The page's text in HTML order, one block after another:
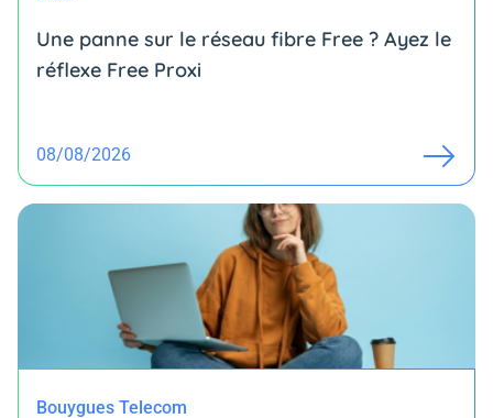
Une panne sur le réseau fibre Free ? Ayez le
réflexe Free Proxi
08/08/2026
Bouygues Telecom